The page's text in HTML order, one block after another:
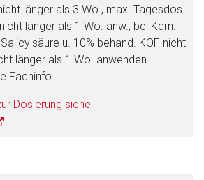
länger als 3 Wo., max. Tagesdos.
länger als 1 Wo. anw., bei Kdrn.
u. 10% behand. KOF nicht
länger als 1 Wo. anwenden.
Fachinfo.
Dosierung siehe
der externen Web-Seite ist deren
Ebenso gelten dort ggf. andere